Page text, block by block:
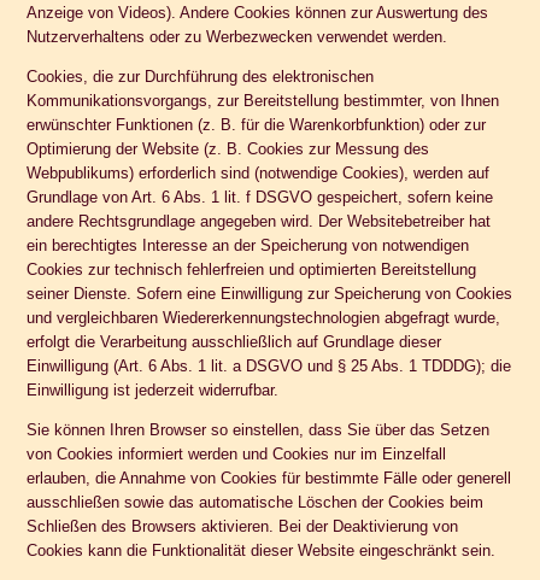
Anzeige von Videos). Andere Cookies können zur Auswertung des
Nutzerverhaltens oder zu Werbezwecken verwendet werden.
Cookies, die zur Durchführung des elektronischen
Kommunikationsvorgangs, zur Bereitstellung bestimmter, von Ihnen
erwünschter Funktionen (z. B. für die Warenkorbfunktion) oder zur
Optimierung der Website (z. B. Cookies zur Messung des
Webpublikums) erforderlich sind (notwendige Cookies), werden auf
Grundlage von Art. 6 Abs. 1 lit. f DSGVO gespeichert, sofern keine
andere Rechtsgrundlage angegeben wird. Der Websitebetreiber hat
ein berechtigtes Interesse an der Speicherung von notwendigen
Cookies zur technisch fehlerfreien und optimierten Bereitstellung
seiner Dienste. Sofern eine Einwilligung zur Speicherung von Cookies
und vergleichbaren Wiedererkennungstechnologien abgefragt wurde,
erfolgt die Verarbeitung ausschließlich auf Grundlage dieser
Einwilligung (Art. 6 Abs. 1 lit. a DSGVO und § 25 Abs. 1 TDDDG); die
Einwilligung ist jederzeit widerrufbar.
Sie können Ihren Browser so einstellen, dass Sie über das Setzen
von Cookies informiert werden und Cookies nur im Einzelfall
erlauben, die Annahme von Cookies für bestimmte Fälle oder generell
ausschließen sowie das automatische Löschen der Cookies beim
Schließen des Browsers aktivieren. Bei der Deaktivierung von
Cookies kann die Funktionalität dieser Website eingeschränkt sein.